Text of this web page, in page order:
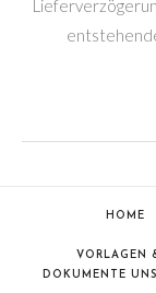
HOME
VORLAGEN
DOKUMENTE